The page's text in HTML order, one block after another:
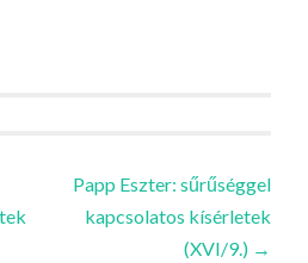
Papp Eszter: sűrűséggel
kapcsolatos kísérletek
(XVI/9.) →